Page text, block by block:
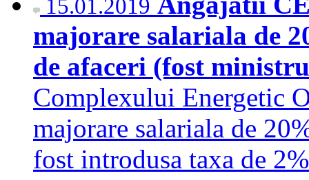
15.01.2019
majorare salariala de
de afaceri (fost
Complexului Energetic
majorare salariala de
fost introdusa taxa de